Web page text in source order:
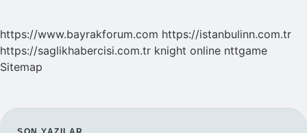
https://www.bayrakforum.com https://istanbulinn.com.tr
https://saglikhabercisi.com.tr knight online nttgame
Sitemap